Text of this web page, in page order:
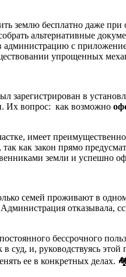
землю бесплатно даже
альтернативные
администрацию с
упрощенных
в
Их вопрос: как возможно
имеет
как закон прямо
земли и успешно
семей проживают в
отказывала,
бессрочного
и, руководствуясь
ее в конкретных